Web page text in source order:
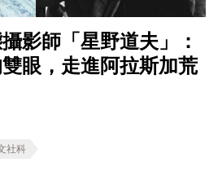
影師「星野道夫」：
眼，走進阿拉斯加荒
社科